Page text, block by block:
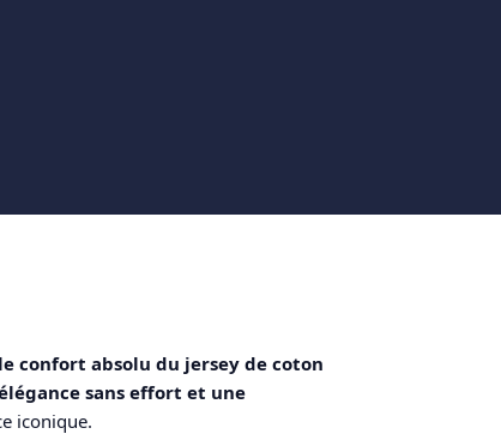
confort absolu du jersey de coton
sans effort et une
iconique.